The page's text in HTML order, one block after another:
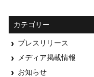
カテゴリー
プレスリリース
メディア掲載情報
お知らせ